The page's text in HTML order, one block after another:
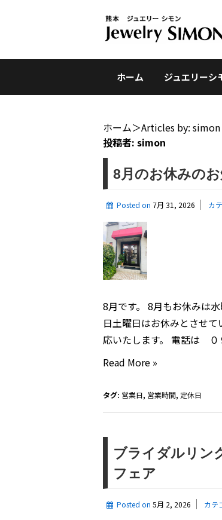
ホーム ジュエリーシ
ホーム＞Articles by: simon
投稿者: simon
8月のお休みのお
Posted on 7月 31, 2026 カ
8月です。 8月もお休みは
日土曜日はお休みとさせ
応いたします。 電話は
8
の
ら
Read More »
タグ: 営業日, 営業時間, 定休日
ブライダルリン
フェア
Posted on 5月 2, 2026 カテ